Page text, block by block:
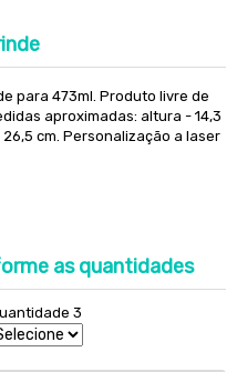
para 473ml. Produto livre de
aproximadas: altura - 14,3
cm. Personalização a laser
as quantidades
3